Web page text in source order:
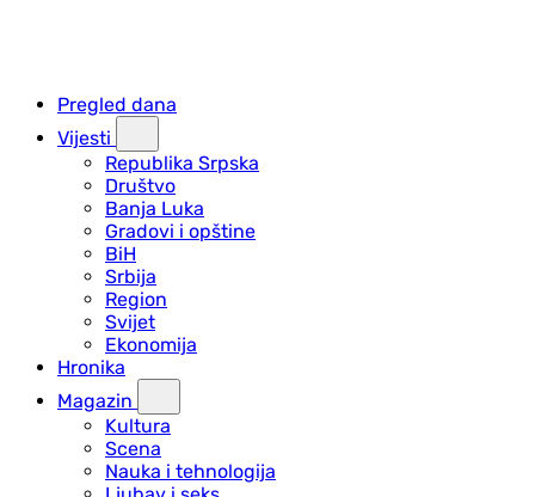
Pregled dana
Vijesti
Republika Srpska
Društvo
Banja Luka
Gradovi i opštine
BiH
Srbija
Region
Svijet
Ekonomija
Hronika
Magazin
Kultura
Scena
Nauka i tehnologija